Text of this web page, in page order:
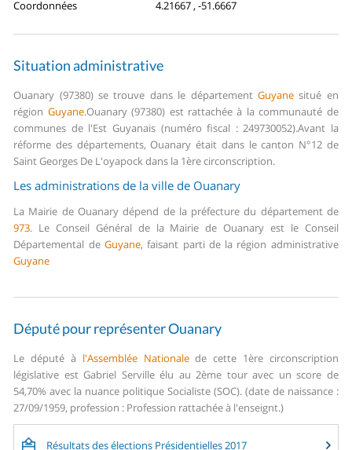
Coordonnées
4.21667 , -51.6667
Situation administrative
Ouanary (97380) se trouve dans le département Guyane situé en
région Guyane.Ouanary (97380) est rattachée à la communauté de
communes de l'Est Guyanais (numéro fiscal : 249730052).Avant la
réforme des départements, Ouanary était dans le canton N°12 de
Saint Georges De L'oyapock dans la 1ère circonscription.
Les administrations de la ville de Ouanary
La Mairie de Ouanary dépend de la préfecture du département de
973. Le Conseil Général de la Mairie de Ouanary est le Conseil
Départemental de Guyane, faisant parti de la région administrative
Guyane
Député pour représenter Ouanary
Le député à l'Assemblée Nationalede cette 1ère circonscription
législative est Gabriel Serville élu au 2ème tour avec un score de
54,70% avec la nuance politique Socialiste (SOC). (date de naissance :
27/09/1959, profession : Profession rattachée à l'enseignt.)
Résultats des élections Présidentielles 2017